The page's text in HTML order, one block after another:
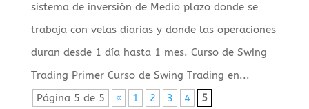
sistema de inversión de Medio plazo donde se
trabaja con velas diarias y donde las operaciones
duran desde 1 día hasta 1 mes. Curso de Swing
Trading Primer Curso de Swing Trading en...
Página 5 de 5
« 1 2 3 4
5